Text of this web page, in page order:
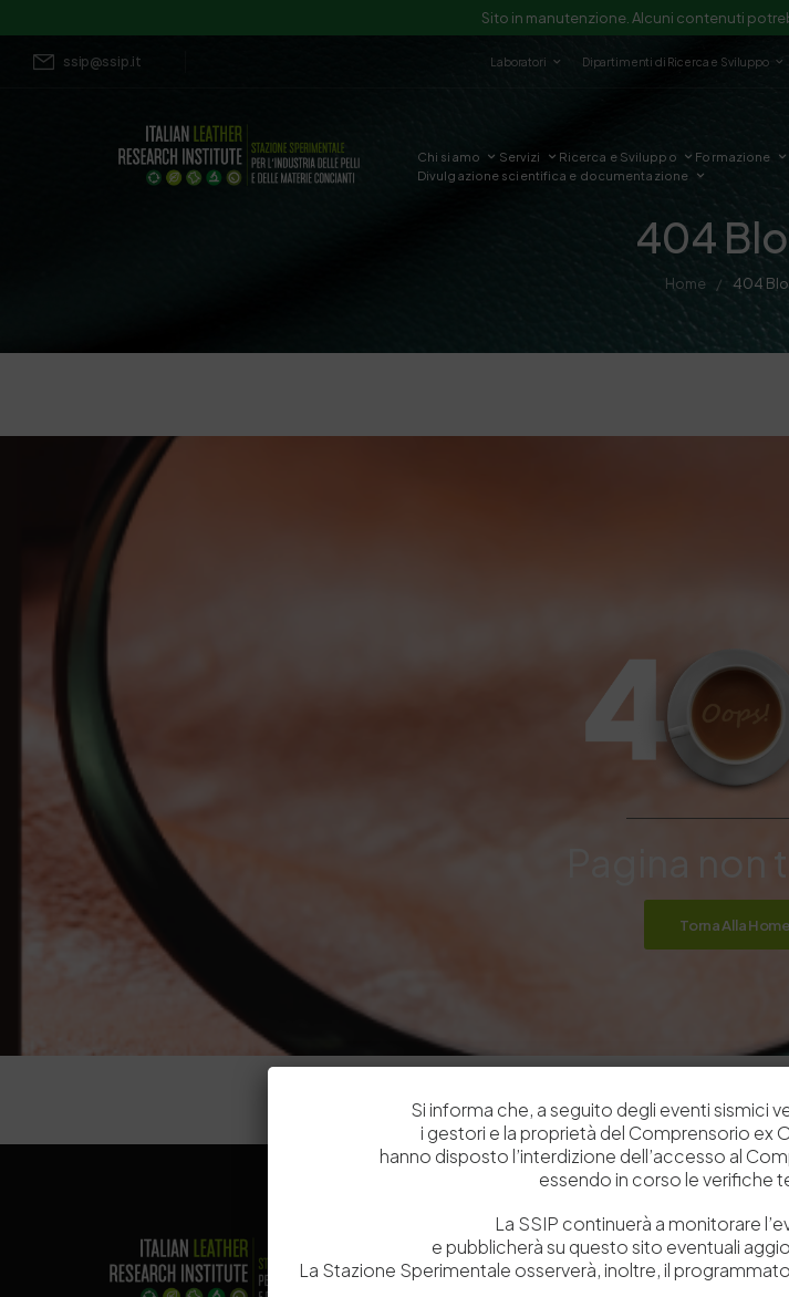
Sito in manutenzione. Alcuni contenuti
ssip@ssip.it Laboratori Dipartimenti di Ricerca e Sviluppo
Chi siamo Servizi Ricerca e Sviluppo
Formazione
Divulgazione scientifica e documentazione
404
Home / 404
Pagina non
Torna Alla Home
Chi siamo
Si informa che, a seguito degli eventi sismici
i gestori e la proprietà del Comprensorio ex
hanno disposto l’interdizione dell’accesso al
essendo in corso le verifiche
La SSIP continuerà a monitorare
e pubblicherà su questo sito eventuali
La Stazione Sperimentale osserverà, inoltre, il